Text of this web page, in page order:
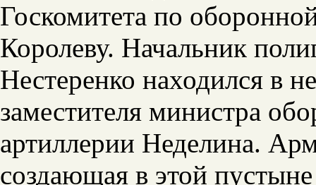
Госкомитета по
Королеву. Начальник
Нестеренко находился в
заместителя министра
артиллерии Неделина.
создающая в этой